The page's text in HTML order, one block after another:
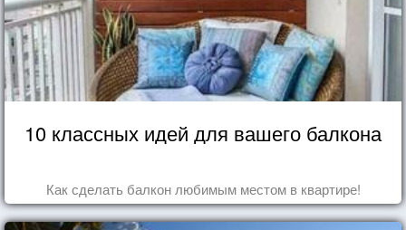
10 классных идей для вашего балкона
Как сделать балкон любимым местом в квартире!